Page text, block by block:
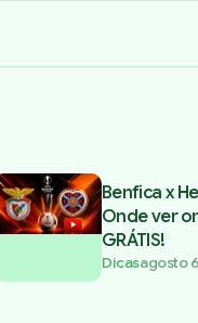
Benfica x
Onde ver
GRÁTIS!
Dicasagosto